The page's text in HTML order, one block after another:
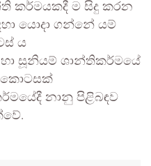
කර්මයකදී ම සිදු කරන
යොදා ගන්නේ යම්
ය
හා සූනියම් ශාන්තිකර්මයේ
කොටසක්
නානු පිළිබඳව